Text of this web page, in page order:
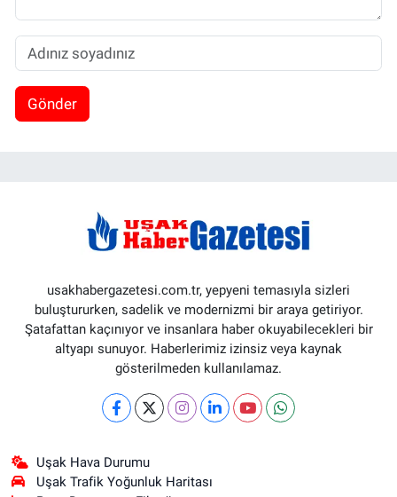
Gönder
usakhabergazetesi.com.tr, yepyeni temasıyla sizleri
buluştururken, sadelik ve modernizmi bir araya getiriyor.
Şatafattan kaçınıyor ve insanlara haber okuyabilecekleri bir
altyapı sunuyor. Haberlerimiz izinsiz veya kaynak
gösterilmeden kullanılamaz.
Uşak Hava Durumu
Uşak Trafik Yoğunluk Haritası